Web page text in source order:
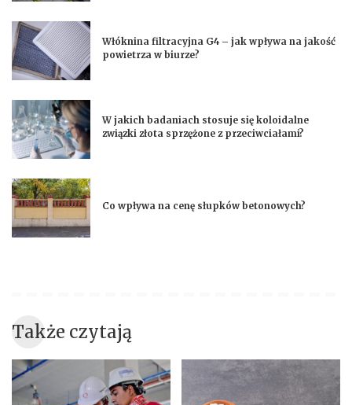
Włóknina filtracyjna G4 – jak wpływa na jakość
powietrza w biurze?
W jakich badaniach stosuje się koloidalne
związki złota sprzężone z przeciwciałami?
Co wpływa na cenę słupków betonowych?
Także czytają